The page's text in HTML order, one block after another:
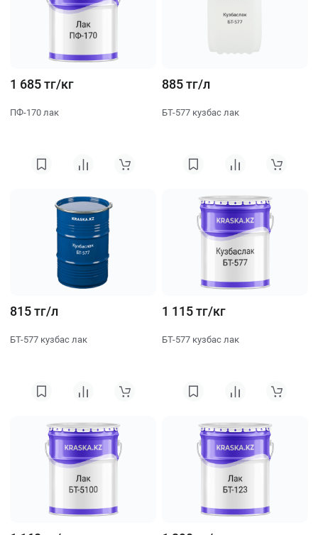
1 685 тг/кг
ПФ-170 лак
885 тг/л
БТ-577 кузбас лак
815 тг/л
БТ-577 кузбас лак
1 115 тг/кг
БТ-577 кузбас лак